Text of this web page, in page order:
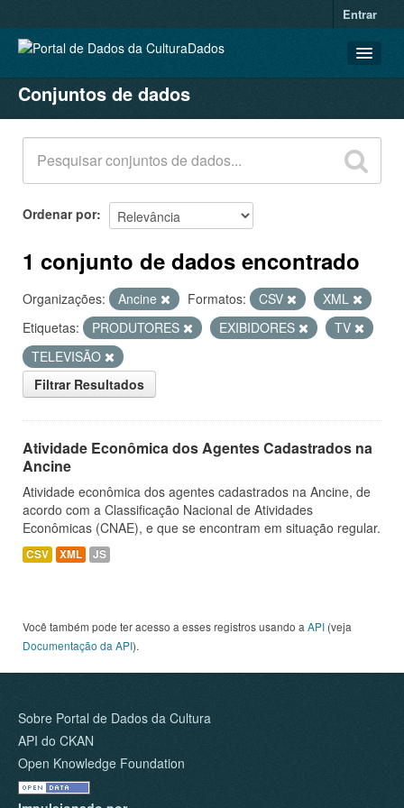
Entrar
CONJUNTOS DE DADOS
ORGANIZAÇÕES
GRUPOS
SOBRE
Conjuntos de dados
Ordenar por
1 conjunto de dados encontrado
Organizações: Ancine Formatos: CSV
XML
Etiquetas:
PRODUTORES EXIBIDORES
TV
TELEVISÃO
Filtrar Resultados
Atividade Econômica dos Agentes Cadastrados na
Ancine
Atividade econômica dos agentes cadastrados na Ancine, de
acordo com a Classificação Nacional de Atividades
Econômicas (CNAE), e que se encontram em situação regular.
CSV XML JS
Você também pode ter acesso a esses registros usando a API (veja
Documentação da API).
Sobre Portal de Dados da Cultura
API do CKAN
Open Knowledge Foundation